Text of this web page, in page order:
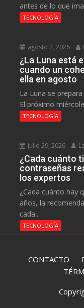
antes de lo que
TECNOLOGÍA
agosto 2, 2026
¿La Luna está
cuando un
ella en agosto
La Luna se
El próximo
TECNOLOGÍA
julio 29, 2026
¿Cada cuánto
contraseñas
los expertos
¿Cada cuánto hay
años, la
cada...
TECNOLOGÍA
CONTACTO